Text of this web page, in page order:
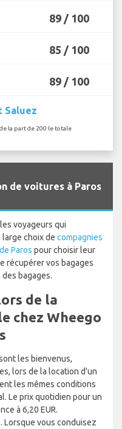
89 / 100
85 / 100
89 / 100
Saluez
la part de 200 le totale
de voitures à Paros
voyageurs qui
choix de compagnies
Paros pour choisir leur
récupérer vos bagages
bagages.
de la
chez Wheego
les bienvenus,
lors de la location d'un
les mêmes conditions
Le prix quotidien pour un
à 6,20 EUR.
Lorsque vous conduisez